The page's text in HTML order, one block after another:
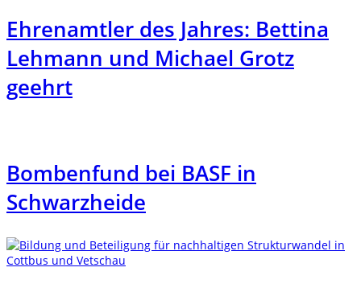
Ehrenamtler des Jahres: Bettina
Lehmann und Michael Grotz
geehrt
Bombenfund bei BASF in
Schwarzheide